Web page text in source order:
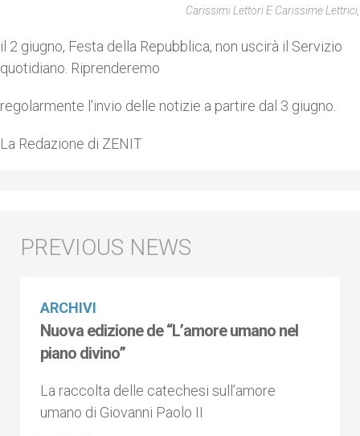
Carissimi Lettori E Carissime Lettrici,
il 2 giugno, Festa della Repubblica, non uscirà il Servizio
quotidiano. Riprenderemo
regolarmente l'invio delle notizie a partire dal 3 giugno.
La Redazione di ZENIT
ARCHIVI
Nuova edizione de “L’amore umano nel
piano divino”
La raccolta delle catechesi sull’amore
umano di Giovanni Paolo II